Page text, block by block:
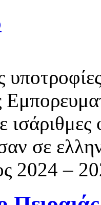
σε
2024 –